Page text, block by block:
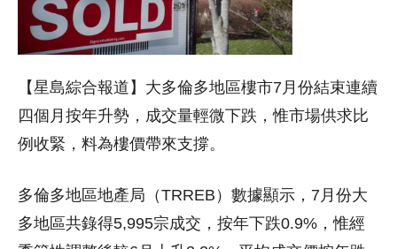
【星島綜合報道】大多倫多地區樓市7月份結束連續
四個月按年升勢，成交量輕微下跌，惟市場供求比
例收緊，料為樓價帶來支撐。
多倫多地區地產局（TRREB）數據顯示，7月份大
多地區共錄得5,995宗成交，按年下跌0.9%，惟經